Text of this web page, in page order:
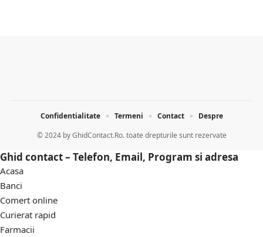
© 2024 byGhidContact.Ro. toate drepturile sunt rezervate
Confidentialitate Termeni Contact Despre
Ghid contact – Telefon, Email, Program si adresa
Acasa
Banci
Comert online
Curierat rapid
Farmacii